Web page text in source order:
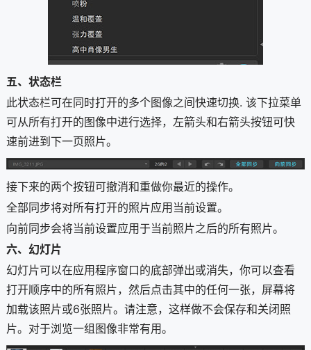
五、状态栏
此状态栏可在同时打开的多个图像之间快速切换. 该下拉菜单
可从所有打开的图像中进行选择，左箭头和右箭头按钮可快
速前进到下一页照片。
接下来的两个按钮可撤消和重做你最近的操作。
全部同步将对所有打开的照片应用当前设置。
向前同步会将当前设置应用于当前照片之后的所有照片。
六、幻灯片
幻灯片可以在应用程序窗口的底部弹出或消失，你可以查看
打开顺序中的所有照片，然后点击其中的任何一张，屏幕将
加载该照片或6张照片。请注意，这样做不会保存和关闭照
片。对于浏览一组图像非常有用。